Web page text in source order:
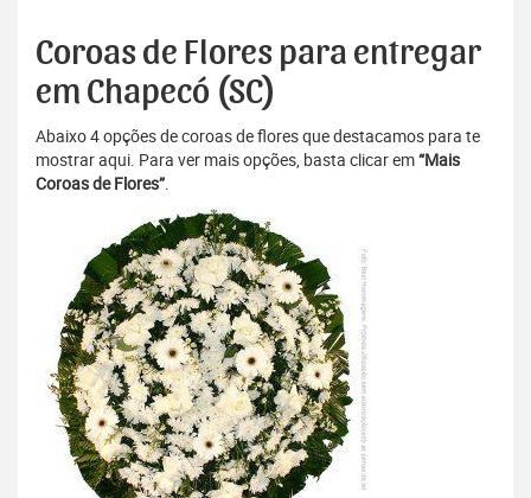
Coroas de Flores para entregar
em Chapecó (SC)
Abaixo 4 opções de coroas de flores que destacamos para te
mostrar aqui. Para ver mais opções, basta clicar em“Mais
Coroas de Flores”.